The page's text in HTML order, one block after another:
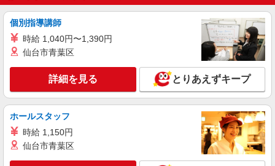
個別指導講師
時給 1,040円〜1,390円
仙台市青葉区
詳細を見る とりあえずキープ
ホールスタッフ
時給 1,150円
仙台市青葉区